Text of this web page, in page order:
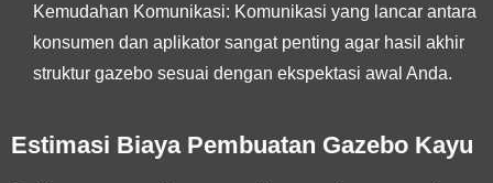
Kemudahan Komunikasi: Komunikasi yang lancar antara
konsumen dan aplikator sangat penting agar hasil akhir
struktur gazebo sesuai dengan ekspektasi awal Anda.
Estimasi Biaya Pembuatan Gazebo Kayu